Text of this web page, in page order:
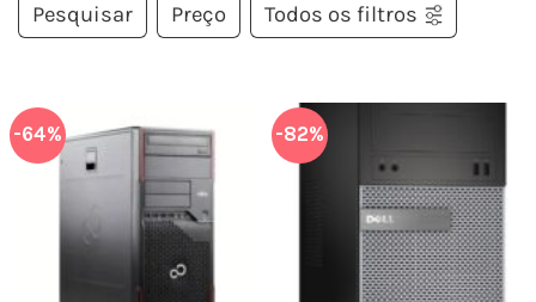
Pesquisar Preço Todos os filtros
-64% -82%